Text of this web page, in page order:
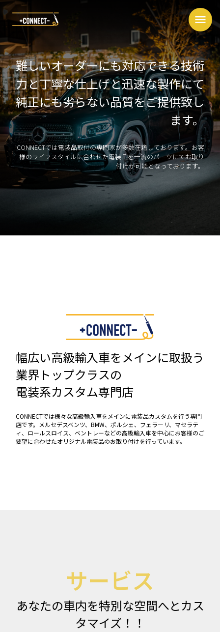
menu
難しいオーダーにも対応できる技術
力と丁寧な仕上げと迅速な製作にて
純正にも劣らない品質をご提供致し
ます。
CONNECTでは電装品取付の専門家が多数在籍しております。お客
様のライフスタイルに合わせた電装品を一流のパーツにてお取り
付けが可能となっております。
幅広い高級輸入車をメインに取扱う
業界トップクラスの
電装系カスタム専門店
CONNECTでは様々な高級輸入車をメインに電装品カスタムを行う専門
店です。メルセデスベンツ、BMW、ポルシェ、フェラーリ、マセラテ
ィ、ロールスロイス、ベントレーなどの高級輸入車を中心にお客様のご
要望に合わせたオリジナル電装品のお取り付けを行っています。
サービス
あなたの車内を特別な空間へとカス
タマイズ！！